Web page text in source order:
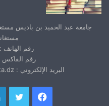
مستغانم
رقم الهاتف : 19 11 42 045
رقم الفاكس : 18 11 42
البريد الإلكتروني : webmaster@univ-mosta.dz
فيسبوك